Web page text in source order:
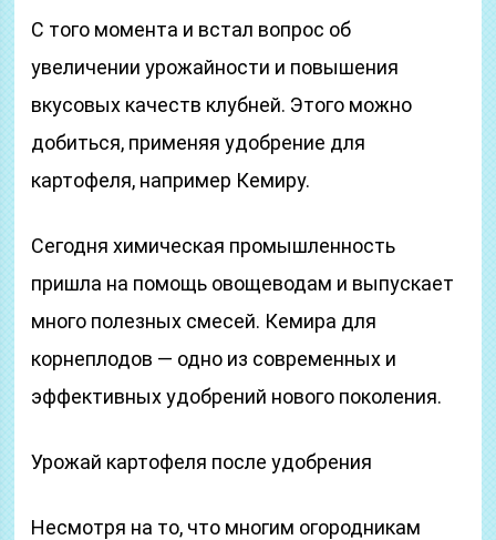
С того момента и встал вопрос об
увеличении урожайности и повышения
вкусовых качеств клубней. Этого можно
добиться, применяя удобрение для
картофеля, например Кемиру.
Сегодня химическая промышленность
пришла на помощь овощеводам и выпускает
много полезных смесей. Кемира для
корнеплодов — одно из современных и
эффективных удобрений нового поколения.
Урожай картофеля после удобрения
Несмотря на то, что многим огородникам